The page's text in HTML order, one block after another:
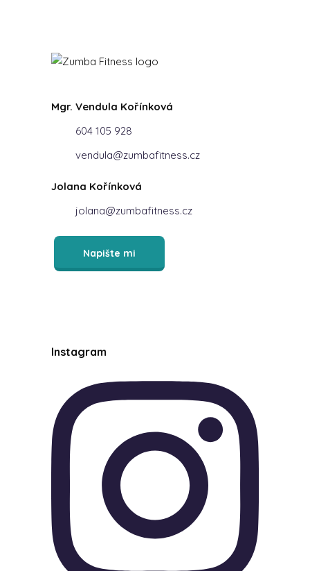
Mgr. Vendula Kořínková
604 105 928
vendula@zumbafitness.cz
Jolana Kořínková
jolana@zumbafitness.cz
Napište mi
Instagram